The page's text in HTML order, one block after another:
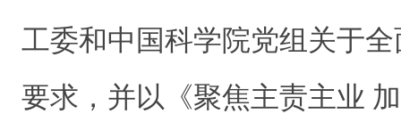
工委和中国科学院党组关于
要求， 并以《聚焦主责主业